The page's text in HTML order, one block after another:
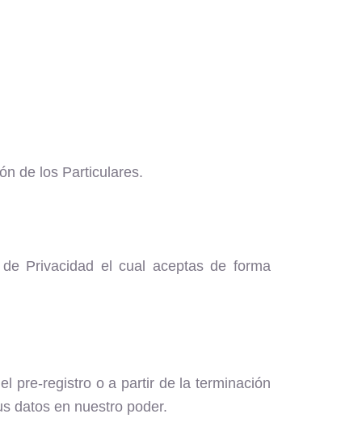
de los Particulares.
Privacidad el cual aceptas de forma
pre-registro o a partir de la terminación
datos en nuestro poder.